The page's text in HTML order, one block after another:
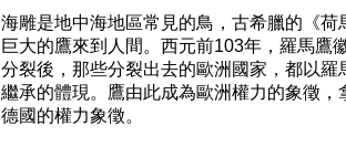
海雕是地中海地區常見的鳥，古希臘的《
巨大的鷹來到人間。西元前103年，羅馬鷹
分裂後，那些分裂出去的歐洲國家，都以
繼承的體現。鷹由此成為歐洲權力的象徵
德國的權力象徵。